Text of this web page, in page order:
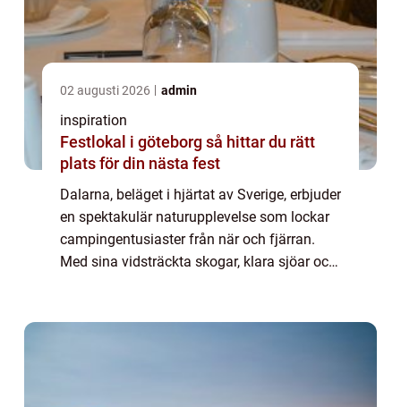
02 augusti 2026 admin
inspiration
Festlokal i göteborg så hittar du rätt
plats för din nästa fest
Dalarna, beläget i hjärtat av Sverige, erbjuder
en spektakulär naturupplevelse som lockar
campingentusiaster från när och fjärran.
Med sina vidsträckta skogar, klara sjöar och